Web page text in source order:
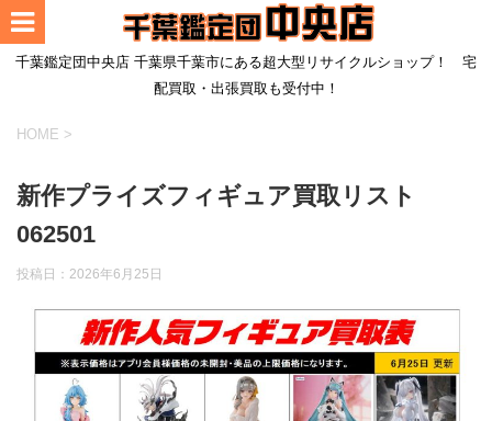
千葉鑑定団中央店 千葉県千葉市にある超大型リサイクルショップ！ 宅
配買取・出張買取も受付中！
HOME >
新作プライズフィギュア買取リスト
062501
投稿日： 2026年6月25日